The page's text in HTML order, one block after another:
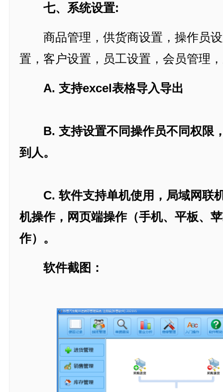
七、系统设置:
商品管理，供货商设置，操作员设
置，客户设置，员工设置，会员管理
A. 支持excel表格导入导出
B. 支持设置不同操作员不同权限
到人。
C. 软件支持单机使用，局域网联
机操作，网页端操作（手机、平板、
作）。
软件截图：